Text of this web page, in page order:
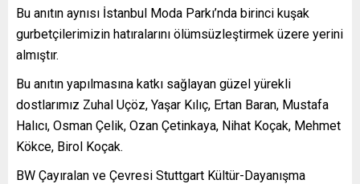
Bu anıtın aynısı İstanbul Moda Parkı’nda birinci kuşak
gurbetçilerimizin hatıralarını ölümsüzleştirmek üzere yerini
almıştır.
Bu anıtın yapılmasına katkı sağlayan güzel yürekli
dostlarımız Zuhal Uçöz, Yaşar Kılıç, Ertan Baran, Mustafa
Halıcı, Osman Çelik, Ozan Çetinkaya, Nihat Koçak, Mehmet
Kökce, Birol Koçak.
BW Çayıralan ve Çevresi Stuttgart Kültür-Dayanışma